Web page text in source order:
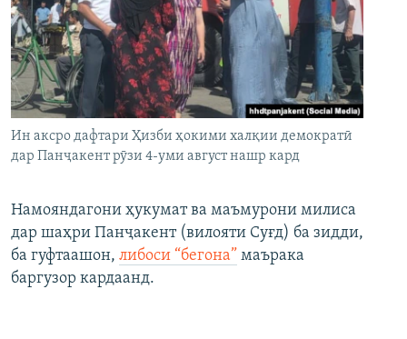
Ин аксро дафтари Ҳизби ҳокими халқии демократӣ
дар Панҷакент рӯзи 4-уми август нашр кард
Намояндагони ҳукумат ва маъмурони милиса
дар шаҳри Панҷакент (вилояти Суғд) ба зидди,
ба гуфтаашон, либоси “бегона” маърака
баргузор кардаанд.